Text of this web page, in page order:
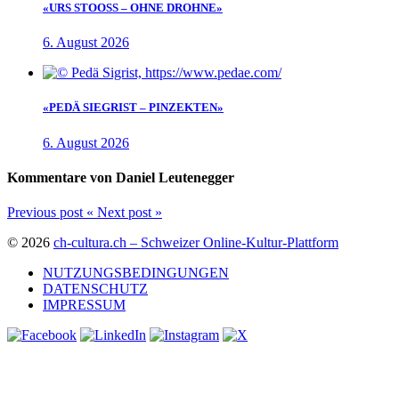
«URS STOOSS – OHNE DROHNE»
6. August 2026
«PEDÄ SIEGRIST – PINZEKTEN»
6. August 2026
Kommentare von Daniel Leutenegger
Previous post « Next post »
© 2026 ch-cultura.ch – Schweizer Online-Kultur-Plattform
NUTZUNGSBEDINGUNGEN
DATENSCHUTZ
IMPRESSUM